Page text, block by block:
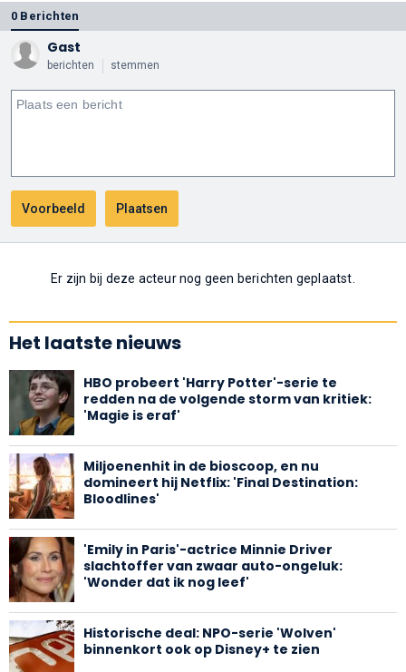
0 Berichten
Gast
berichten stemmen
Er zijn bij deze acteur nog geen berichten geplaatst.
Het laatste nieuws
HBO probeert 'Harry Potter'-serie te
redden na de volgende storm van kritiek:
'Magie is eraf'
Miljoenenhit in de bioscoop, en nu
domineert hij Netflix: 'Final Destination:
Bloodlines'
'Emily in Paris'-actrice Minnie Driver
slachtoffer van zwaar auto-ongeluk:
'Wonder dat ik nog leef'
Historische deal: NPO-serie 'Wolven'
binnenkort ook op Disney+ te zien